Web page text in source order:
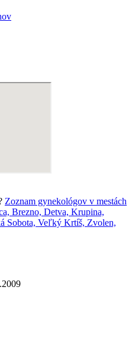
Zoznam gynekológov v mestách
Brezno, Detva, Krupina,
Sobota, Veľký Krtíš, Zvolen,